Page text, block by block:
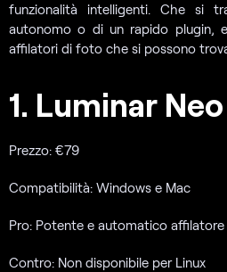
funzionalità intelligenti. Che
autonomo o di un rapido plugin,
affilatori di foto che si possono
1. Luminar Neo
Prezzo: €79
Compatibilità: Windows e Mac
Pro: Potente e automatico
Contro: Non disponibile per Linux